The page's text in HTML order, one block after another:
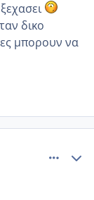
δικο
μπορουν να